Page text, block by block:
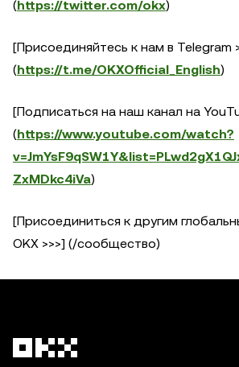
(https://twitter.com/okx)
[Присоединяйтесь к нам в Telegram
(https://t.me/OKXOfficial_English)
[Подписаться на наш канал на
(https://www.youtube.com/watch?
ZxMDkc4iVa)
[Присоединиться к другим
OKX >>>] (/сообщество)